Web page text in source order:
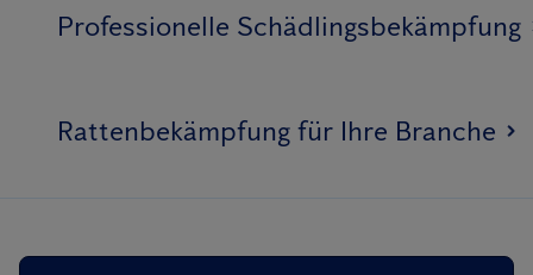
Professionelle Schädlingsbekämpfung
Rattenbekämpfung für Ihre Branche